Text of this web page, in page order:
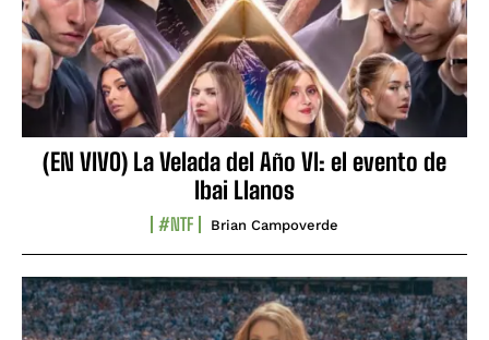
(EN VIVO) La Velada del Año VI: el evento de
Ibai Llanos
#NTF Brian Campoverde